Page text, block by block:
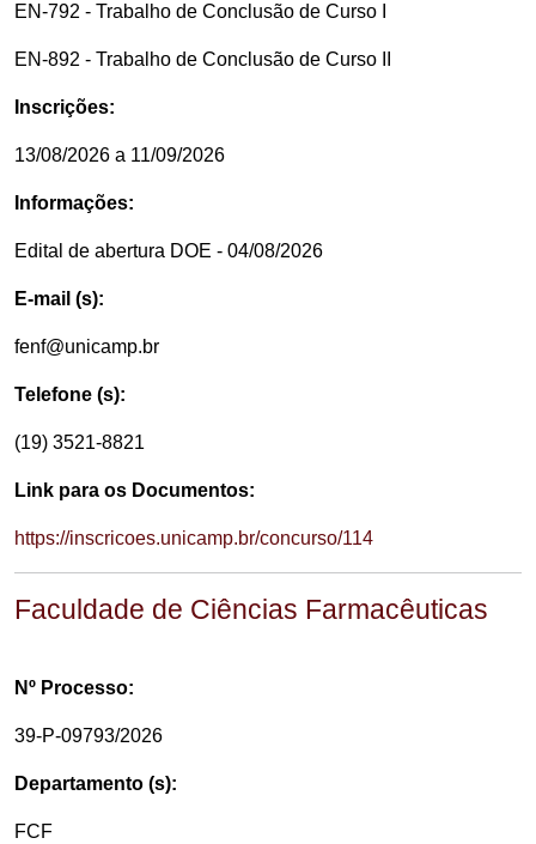
EN-792 - Trabalho de Conclusão de Curso I
EN-892 - Trabalho de Conclusão de Curso II
Inscrições:
13/08/2026 a 11/09/2026
Informações:
Edital de abertura DOE - 04/08/2026
E-mail (s):
fenf@unicamp.br
Telefone (s):
(19) 3521-8821
Link para os Documentos:
https://inscricoes.unicamp.br/concurso/114
Faculdade de Ciências Farmacêuticas
Nº Processo:
39-P-09793/2026
Departamento (s):
FCF